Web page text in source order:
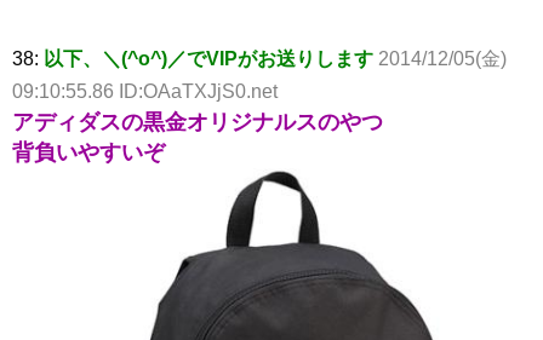
38: 以下、＼(^o^)／でVIPがお送りします 2014/12/05(金)
09:10:55.86 ID:OAaTXJjS0.net
アディダスの黒金オリジナルスのやつ
背負いやすいぞ